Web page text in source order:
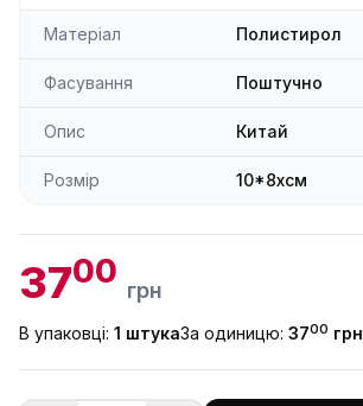
Матеріал Полистирол
Фасування Поштучно
Опис Китай
Розмір 10*8xсм
3700 грн
В упаковці: 1 штукаЗа одиницю: 3700 грн